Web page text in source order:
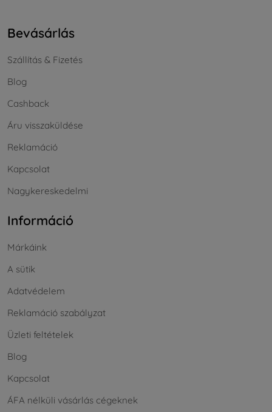
Bevásárlás
Szállítás & Fizetés
Blog
Cashback
Áru visszaküldése
Reklamáció
Kapcsolat
Nagykereskedelmi
Információ
Márkáink
A sütik
Adatvédelem
Reklamáció szabályzat
Üzleti feltételek
Blog
Kapcsolat
ÁFA nélküli vásárlás cégeknek